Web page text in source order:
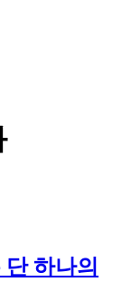
하나의